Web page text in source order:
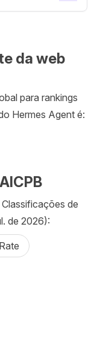
da web
para rankings
Hermes Agent é:
de
de 2026):